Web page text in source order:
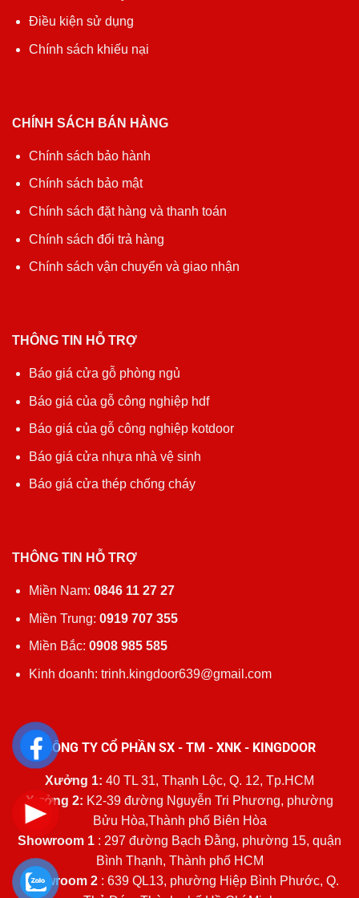
Điều kiện sử dụng
Chính sách khiếu nại
CHÍNH SÁCH BÁN HÀNG
Chính sách bảo hành
Chính sách bảo mật
Chính sách đặt hàng và thanh toán
Chính sách đổi trả hàng
Chính sách vận chuyển và giao nhận
THÔNG TIN HỖ TRỢ
Báo giá cửa gỗ phòng ngủ
Báo giá của gỗ công nghiệp hdf
Báo giá của gỗ công nghiệp kotdoor
Báo giá cửa nhựa nhà vệ sinh
Báo giá cửa thép chống cháy
THÔNG TIN HỖ TRỢ
Miền Nam: 0846 11 27 27
Miền Trung: 0919 707 355
Miền Bắc: 0908 985 585
Kinh doanh: trinh.kingdoor639@gmail.com
CÔNG TY CỔ PHẦN SX - TM - XNK - KINGDOOR
Xưởng 1: 40 TL 31, Thạnh Lộc, Q. 12, Tp.HCM
Xưởng 2: K2-39 đường Nguyễn Tri Phương, phường
Bửu Hòa,Thành phố Biên Hòa
Showroom 1 : 297 đường Bạch Đằng, phường 15, quận
Bình Thạnh, Thành phố HCM
Showroom 2: 639 QL13, phường Hiệp Bình Phước, Q.